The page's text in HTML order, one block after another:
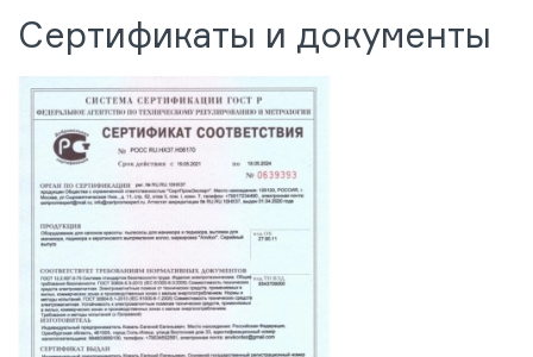
Сертификаты и документы